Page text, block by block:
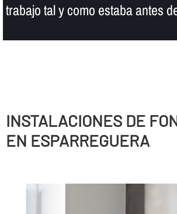
trabajo tal y como estaba antes
INSTALACIONES DE
EN ESPARREGUERA